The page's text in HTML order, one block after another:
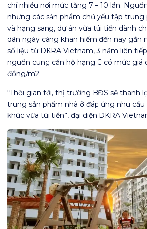
chí nhiều nơi mức tăng 7 – 10 lần.
nhưng các sản phẩm chủ yếu tập trung
và hạng sang, dự án vừa túi tiền dành
dân ngày càng khan hiếm đến nay gần
số liệu từ DKRA Vietnam, 3 năm liên
nguồn cung căn hộ hạng C có mức giá
đồng/m2.
“Thời gian tới, thị trường BĐS sẽ thanh
trung sản phẩm nhà ở đáp ứng nhu
khúc vừa túi tiền”, đại diện DKRA